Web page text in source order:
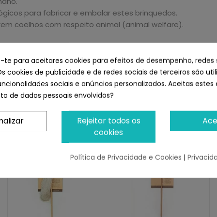
para fabricar e embalar estes brinquedos.
coelhos com respeito animal (animal welfare).
animal e voltará a desfrutar do jogo. 100% natural.
de Cuero Para Gatos
te para aceitares cookies para efeitos de desempenho, redes
cookies de publicidade e de redes sociais de terceiros são
sociais e anúncios personalizados. Aceitas estes
de dados pessoais envolvidos?
Rejeitar todos os
cookies
Política de Privacidade e Cookies |